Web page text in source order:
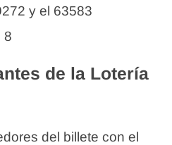
y el 63583
8
de la Lotería
del billete con el